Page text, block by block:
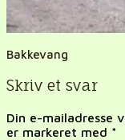
Bakkevang
Skriv et svar
Din e-mailadresse
er markeret med *